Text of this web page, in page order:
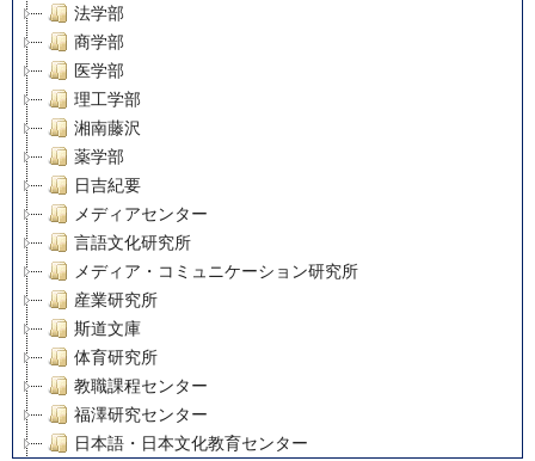
法学部
商学部
医学部
理工学部
湘南藤沢
薬学部
日吉紀要
メディアセンター
言語文化研究所
メディア・コミュニケーション研究所
産業研究所
斯道文庫
体育研究所
教職課程センター
福澤研究センター
日本語・日本文化教育センター